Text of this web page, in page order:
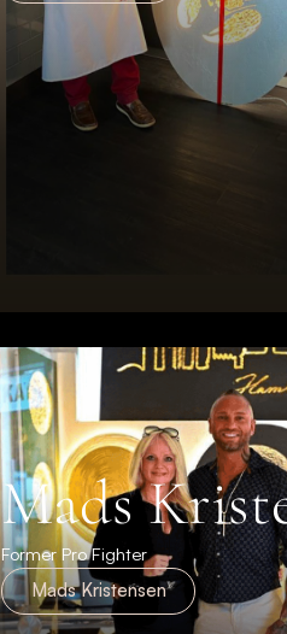
Mads
Former Pro Fighter
Mads Kristensen